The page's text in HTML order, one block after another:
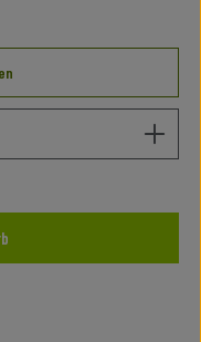
ein oder benutze die